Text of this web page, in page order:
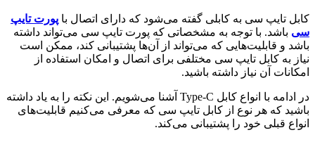
کابل تایپ سی به کابلی گفته می‌شود که دارای اتصال با پورت تایپ
سی باشد. با توجه به مشخصاتی که پورت تایپ سی می‌تواند داشته
باشد و قابلیت‌هایی که می‌تواند از آن‌ها پشتیبانی کند، ممکن است
نیاز به کابل تایپ سی مختلفی برای اتصال و امکان استفاده از
امکانات آن نیاز داشته باشید.
در ادامه با انواع کابل Type-C آشنا می‌شویم. این نکته را به یاد داشته
باشید که هر نوع از کابل تایپ سی که معرفی می‌کنیم قابلیت‌های
انواع قبلی خود را پشتیبانی می‌کند.